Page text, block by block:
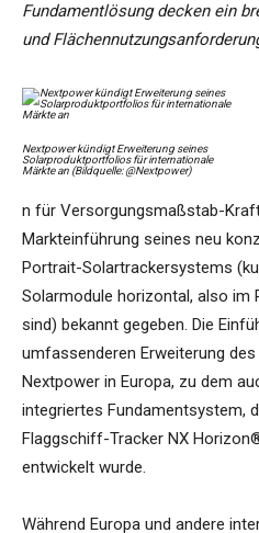
Fundamentlösung decken ein
und
Nextpower kündigt Erweiterung seines
Solarproduktportfolios für internationale
Märkte an (Bildquelle: @Nextpower)
n für Versorgungsmaßstab-
Markteinführung seines neu
Portrait-Solartrackersystems
Solarmodule horizontal, also im
sind) bekannt gegeben. Die
umfassenderen Erweiterung
Nextpower in Europa, zu dem
integriertes Fundamentsystem,
Flaggschiff-Tracker NX
entwickelt wurde.
Während Europa und andere